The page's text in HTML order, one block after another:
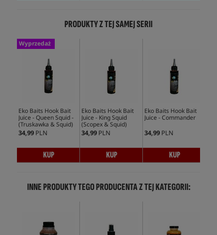
PRODUKTY Z TEJ SAMEJ SERII
Wyprzedaż
Eko Baits Hook Bait
Juice - Queen Squid -
(Truskawka & Squid)
34,99 PLN
KUP
Eko Baits Hook Bait
Juice - King Squid
(Scopex & Squid)
34,99 PLN
KUP
Eko Baits Hook Bait
Juice - Commander
34,99 PLN
KUP
INNE PRODUKTY TEGO PRODUCENTA Z TEJ KATEGORII: